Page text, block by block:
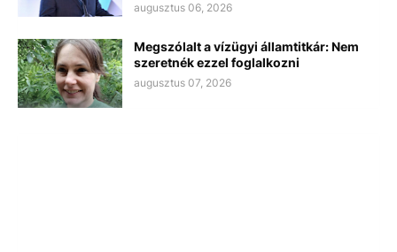
augusztus 06, 2026
Megszólalt a vízügyi államtitkár: Nem
szeretnék ezzel foglalkozni
augusztus 07, 2026